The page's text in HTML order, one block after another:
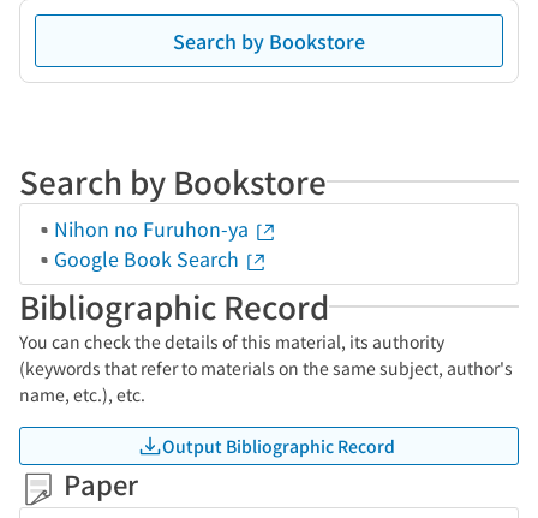
Search by Bookstore
Search by Bookstore
Nihon no Furuhon-ya
Google Book Search
Bibliographic Record
You can check the details of this material, its authority
(keywords that refer to materials on the same subject, author's
name, etc.), etc.
Output Bibliographic Record
Paper